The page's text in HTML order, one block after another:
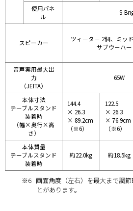
使用パネ
ル
S-
スピーカー
ツィーター 2個、ミッ
サブウーハー
音声実用最大出
力
（JEITA）
65W
本体寸法
テーブルスタンド
装着時
（幅×奥行×高
さ）
144.4
× 26.3
× 89.2cm
（※6）
122.5
× 26.3
× 76.9cm
（※6）
本体質量
テーブルスタンド
装着時
約22.0kg 約18.5kg
※6 画面角度（左右）を最大まで調
とがあります。